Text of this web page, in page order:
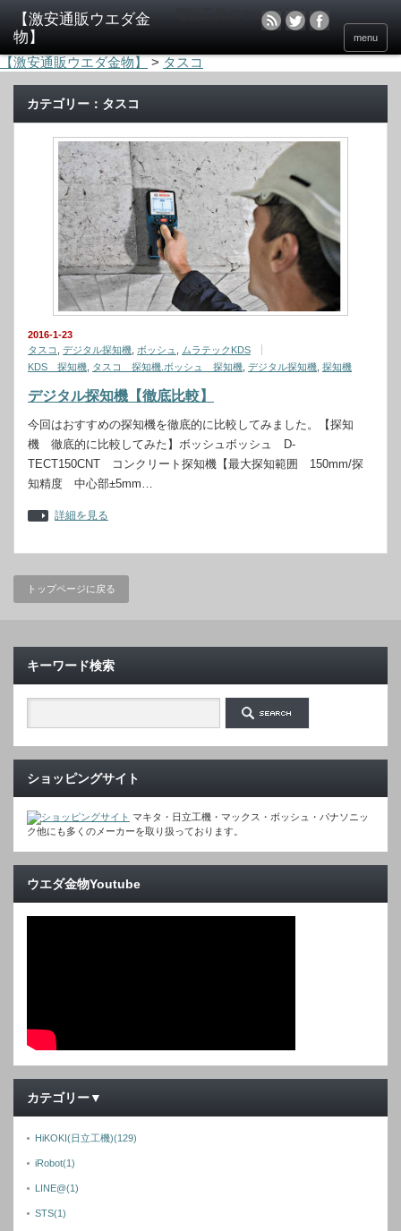
電動工具のウエダ金物
menu
【激安通販ウエダ金物】 > タスコ
カテゴリー：タスコ
2016-1-23
タスコ
デジタル探知機 ボッシュ
ムラテックKDS
KDS 探知機 タスコ 探知機.ボッシュ 探知機 デジタル探知機 探知機
デジタル探知機【徹底比較】
今回はおすすめの探知機を徹底的に比較してみました。【探知
機 徹底的に比較してみた】ボッシュボッシュ D-
TECT150CNT コンクリート探知機【最大探知範囲 150mm/探
知精度 中心部±5mm…
詳細を見る
トップページに戻る
キーワード検索
ショッピングサイト
マキタ・日立工機・マックス・ボッシュ・パナソニッ
ク他にも多くのメーカーを取り扱っております。
ウエダ金物Youtube
カテゴリー▼
HiKOKI(日立工機)(129)
iRobot(1)
LINE@(1)
STS(1)